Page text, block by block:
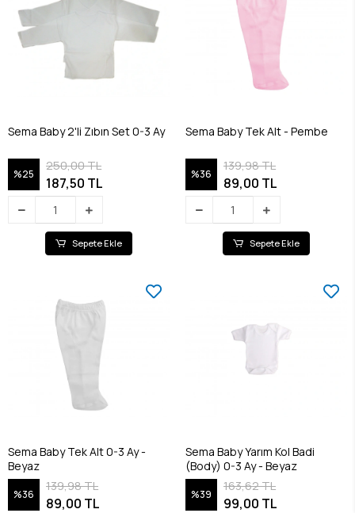
Sema Baby 2'li Zıbın Set 0-3 Ay
%25
250,00 TL
187,50 TL
Sepete Ekle
Sema Baby Tek Alt - Pembe
%36
139,98 TL
89,00 TL
Sepete Ekle
Sema Baby Tek Alt 0-3 Ay -
Beyaz
%36
139,98 TL
89,00 TL
Sema Baby Yarım Kol Badi
(Body) 0-3 Ay - Beyaz
%39
163,62 TL
99,00 TL